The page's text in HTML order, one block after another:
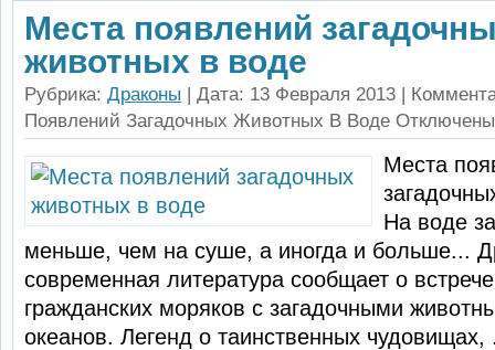
Места появлений
животных в воде
Рубрика: Драконы | Дата: 13 Февраля 2013 |
Появлений Загадочных Животных В Воде Отключены
Места
На воде
меньше, чем на суше, а иногда и больше...
современная литература сообщает о
граждан­ских моряков с загадочными
океанов. Легенд о таинственных чудовищах,